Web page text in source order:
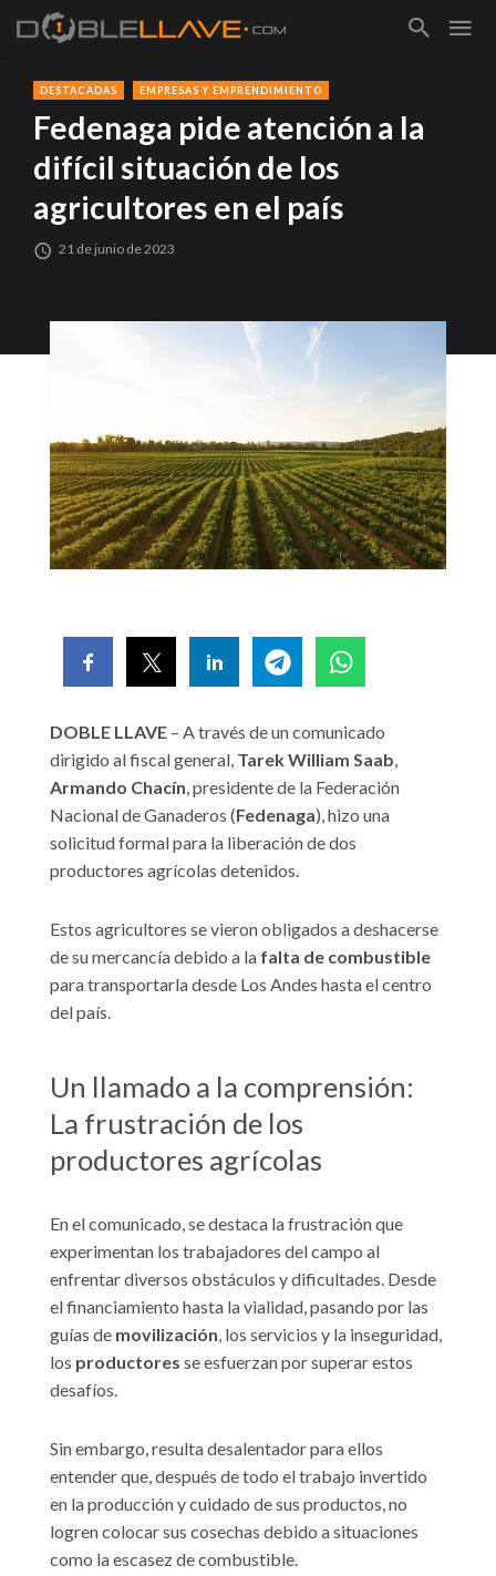
DESTACADAS EMPRESAS Y EMPRENDIMIENTO
Fedenaga pide atención a la
difícil situación de los
agricultores en el país
21 de junio de 2023
DOBLE LLAVE – A través de un comunicado
dirigido al fiscal general, TarekWilliam Saab,
Armando Chacín, presidente de la Federación
Nacional de Ganaderos (Fedenaga), hizo una
solicitud formal para la liberación de dos
productores agrícolas detenidos.
Estos agricultores se vieron obligados a deshacerse
de su mercancía debido a la falta de combustible
para transportarla desde Los Andes hasta el centro
del país.
Un llamado a la comprensión:
La frustración de los
productores agrícolas
En el comunicado, se destaca la frustración que
experimentan los trabajadores del campo al
enfrentar diversos obstáculos y dificultades. Desde
el financiamiento hasta la vialidad, pasando por las
guías de movilización , los servicios y la inseguridad,
los productores se esfuerzan por superar estos
desafíos.
Sin embargo, resulta desalentador para ellos
entender que, después de todo el trabajo invertido
en la producción y cuidado de sus productos, no
logren colocar sus cosechas debido a situaciones
como la escasez de combustible.